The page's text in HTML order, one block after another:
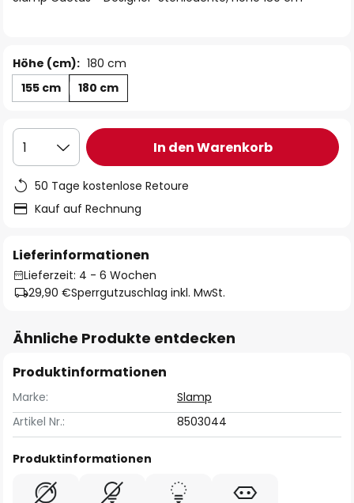
Höhe (cm): 180 cm
155 cm
180 cm
1 In den Warenkorb
50 Tage kostenlose Retoure
Kauf auf Rechnung
Lieferinformationen
Lieferzeit: 4 - 6 Wochen
29,90 €Sperrgutzuschlag inkl. MwSt.
Ähnliche Produkte entdecken
Produktinformationen
Marke:
Slamp
Artikel Nr.:
8503044
Produktinformationen